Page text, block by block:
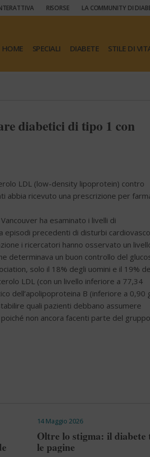
RISORSE LA COMMUNITY DI
HOME SPECIALI DIABETE STILE DI
diabetici di tipo 1 con
LDL (low-density lipoprotein) contro
abbia ricevuto una prescrizione per
ha esaminato i livelli di
precedenti di disturbi
i ricercatori hanno osservato un
determinava un buon controllo del
solo il 18% degli uomini e il 19%
LDL (con un livello inferiore a 77,34
dell’apolipoproteina B (inferiore a 0,90
quali pazienti debbano assumere
non ancora facenti parte del
14 Maggio 2026
Oltre lo stigma: il diabete
le pagine